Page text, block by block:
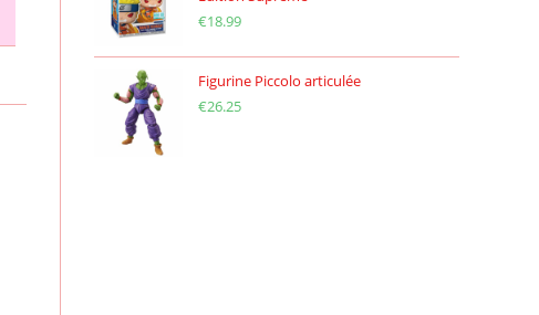
€18.99
Figurine Piccolo articulée
€26.25